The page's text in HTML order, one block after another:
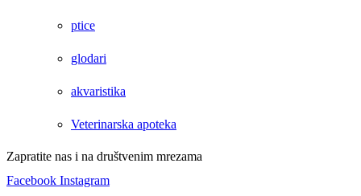
ptice
glodari
akvaristika
Veterinarska apoteka
Zapratite nas i na društvenim mrezama
Facebook Instagram